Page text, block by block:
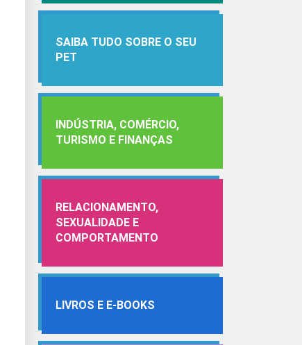
SAIBA TUDO SOBRE O SEU
PET
INDÚSTRIA, COMÉRCIO,
TURISMO E FINANÇAS
RELACIONAMENTO,
SEXUALIDADE E
COMPORTAMENTO
LIVROS E E-BOOKS